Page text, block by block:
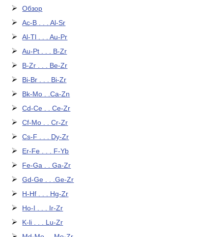
Обзор
Ac-B . . . Al-Sr
Al-Tl . . . Au-Pr
Au-Pt . . . B-Zr
B-Zr . . . Be-Zr
Bi-Br . . . Bi-Zr
Bk-Mo . .Ca-Zn
Cd-Ce . . Ce-Zr
Cf-Mo . . Cr-Zr
Cs-F . . . Dy-Zr
Er-Fe . . . F-Yb
Fe-Ga . . Ga-Zr
Gd-Ge . . .Ge-Zr
H-Hf . . . Hg-Zr
Ho-I . . . Ir-Zr
K-li . . . Lu-Zr